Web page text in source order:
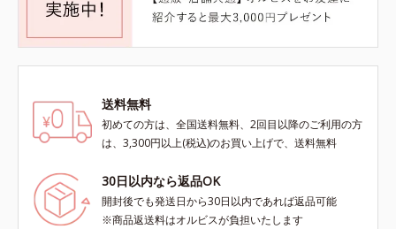
送料無料
初めての方は、全国送料無料、2回目以降のご利用の方
は、3,300円以上(税込)のお買い上げで、送料無料
30日以内なら返品OK
開封後でも発送日から30日以内であれば返品可能
※商品返送料はオルビスが負担いたします